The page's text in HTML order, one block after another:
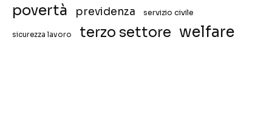
povertà previdenza servizio civile
sicurezza lavoro terzo settore welfare